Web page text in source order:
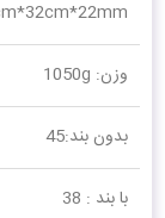
وزن: 1050g
بدون بند:45
با بند : 38